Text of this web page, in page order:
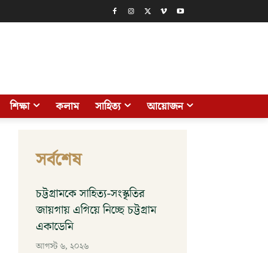
শিক্ষা কলাম সাহিত্য আয়োজন
সর্বশেষ
চট্টগ্রামকে সাহিত্য-সংস্কৃতির
জায়গায় এগিয়ে নিচ্ছে চট্টগ্রাম
একাডেমি
আগস্ট ৬, ২০২৬